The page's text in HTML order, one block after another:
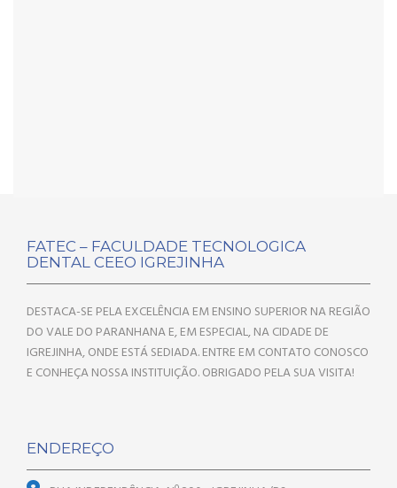
FATEC – FACULDADE TECNOLOGICA
DENTAL CEEO IGREJINHA
DESTACA-SE PELA EXCELÊNCIA EM ENSINO SUPERIOR NA REGIÃO
DO VALE DO PARANHANA E, EM ESPECIAL, NA CIDADE DE
IGREJINHA, ONDE ESTÁ SEDIADA. ENTRE EM CONTATO CONOSCO
E CONHEÇA NOSSA INSTITUIÇÃO. OBRIGADO PELA SUA VISITA!
ENDEREÇO